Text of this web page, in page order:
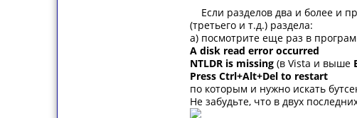
Если разделов два и более и
(третьего и т.д.) раздела:
а) посмотрите еще раз в
A disk read error occurred
NTLDR is missing (в Vista и выше
Press Ctrl+Alt+Del to restart
по которым и нужно искать
Не забудьте, что в двух